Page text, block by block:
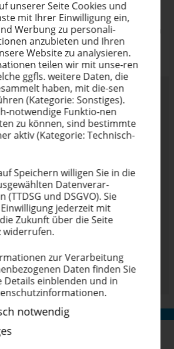
nächst­ge­le­genen Siebdruck-
PLZ, tragen Sie im nächsten
ein und treten Sie direkt mit
Österreich bittehierklicken.
Ihre
weiter
unserer Seite Cookies und
mit Ihrer Einwil­ligung ein,
Werbung zu perso­na­li­
anzubieten und Ihren
Website zu analysieren.
teilen wir mit unse-ren
ggfls. weitere Daten, die
haben, mit die-sen
(Kategorie: Sonstiges).
notwendige Funktio-nen
zu können, sind bestimmte
aktiv (Kategorie: Technisch-
Speichern willigen Sie in die
Datenverar-
(TTDSG und DSGVO). Sie
jederzeit mit
Zukunft über die Seite
widerrufen.
zur Verar­beitung
Daten finden Sie
Details einblenden und in
notwendig